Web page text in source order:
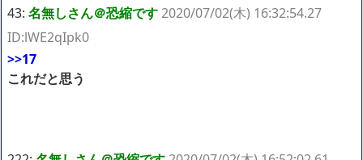
43: 名無しさん＠恐縮です2020/07/02(木) 16:32:54.27
ID:lWE2qIpk0
>>17
これだと思う